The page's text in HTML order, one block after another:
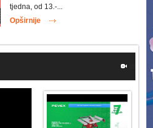
tjedna, od 13.-...
Opširnije